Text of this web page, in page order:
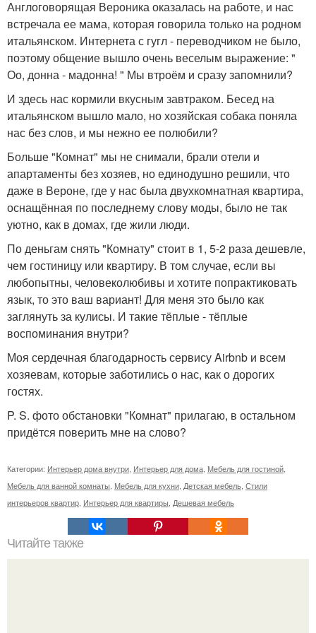
Англоговорящая Вероника оказалась на работе, и нас
встречала ее мама, которая говорила только на родном
итальянском. Интернета с гугл - переводчиком не было,
поэтому общение вышло очень веселым выражение: "
Оо, донна - мадонна! " Мы втроём и сразу запомнили?
И здесь нас кормили вкусным завтраком. Бесед на
итальянском вышло мало, но хозяйская собака поняла
нас без слов, и мы нежно ее полюбили?
Больше "Комнат" мы не снимали, брали отели и
апартаменты без хозяев, но единодушно решили, что
даже в Вероне, где у нас была двухкомнатная квартира,
оснащённая по последнему слову моды, было не так
уютно, как в домах, где жили люди.
По деньгам снять "Комнату" стоит в 1, 5-2 раза дешевле,
чем гостиницу или квартиру. В том случае, если вы
любопытны, человеколюбивы и хотите попрактиковать
язык, то это ваш вариант! Для меня это было как
заглянуть за кулисы. И такие тёплые - тёплые
воспоминания внутри?
Моя сердечная благодарность сервису Airbnb и всем
хозяевам, которые заботились о нас, как о дорогих
гостях.
P. S. фото обстановки "Комнат" прилагаю, в остальном
придётся поверить мне на слово?
Категории: Интерьер дома внутри, Интерьер для дома, Мебель для гостиной,
Мебель для ванной комнаты, Мебель для кухни, Детская мебель, Стили
интерьеров квартир, Интерьер для квартиры, Дешевая мебель
Читайте также